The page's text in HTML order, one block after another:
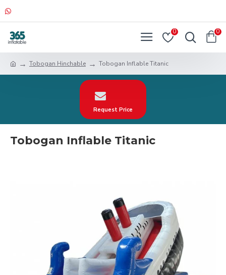
0 0
Tobogan Hinchable Tobogan Inflable Titanic
Request Price
Tobogan Inflable Titanic